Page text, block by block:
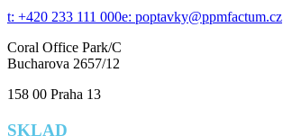
t: +420 233 111 000e: poptavky@ppmfactum.cz
Coral Office Park/C
Bucharova 2657/12
158 00 Praha 13
SKLAD